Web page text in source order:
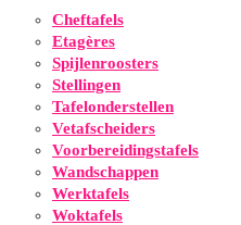
Cheftafels
Etagères
Spijlenroosters
Stellingen
Tafelonderstellen
Vetafscheiders
Voorbereidingstafels
Wandschappen
Werktafels
Woktafels